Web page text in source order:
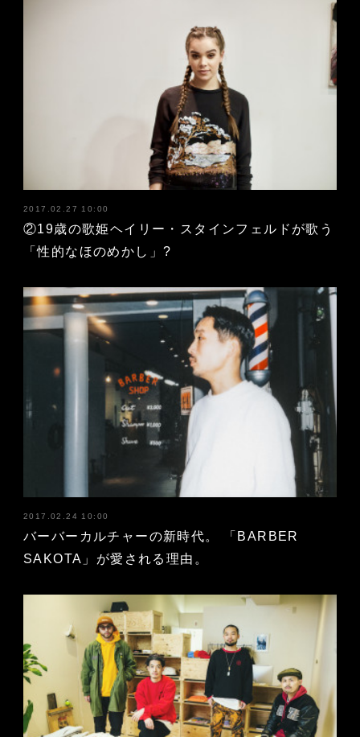
2017.02.27 10:00
②19歳の歌姫ヘイリー・スタインフェルドが歌う
「性的なほのめかし」?
2017.02.24 10:00
バーバーカルチャーの新時代。 「BARBER
SAKOTA」が愛される理由。